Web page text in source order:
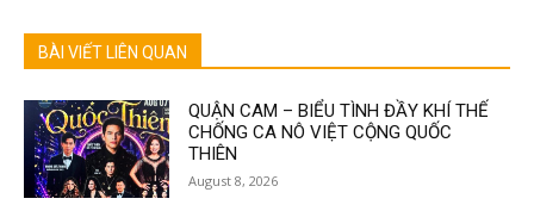
BÀI VIẾT LIÊN QUAN
QUẬN CAM – BIỂU TÌNH ĐẦY KHÍ THẾ
CHỐNG CA NÔ VIỆT CỘNG QUỐC
THIÊN
August 8, 2026